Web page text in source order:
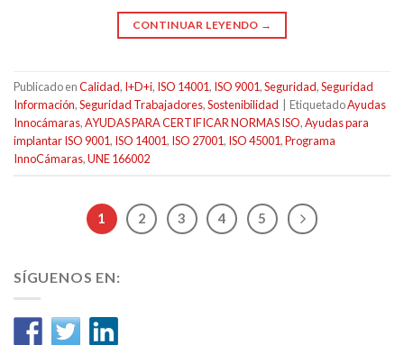
CONTINUAR LEYENDO →
Publicado enCalidad, I+D+i, ISO 14001, ISO 9001,Seguridad,Seguridad
Información,Seguridad Trabajadores,Sostenibilidad EtiquetadoAyudas
Innocámaras,AYUDAS PARA CERTIFICAR NORMAS ISO,Ayudas para
implantar ISO 9001, ISO 14001, ISO 27001, ISO 45001,Programa
InnoCámaras,UNE 166002
1 2 3 4 5
SÍGUENOS EN: